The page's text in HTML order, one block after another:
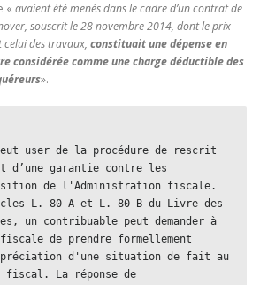
« avaient été menés dans le cadre d’un contrat de
souscrit le 28 novembre 2014, dont le prix
des travaux, constituait une dépense en
considérée comme une charge déductible des
».
user de la procédure de rescrit
garantie contre les
de l'Administration fiscale.
L. 80 A et L. 80 B du Livre des
un contribuable peut demander à
de prendre formellement
d'une situation de fait au
fiscal. La réponse de